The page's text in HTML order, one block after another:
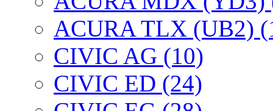
ACURA TLX (UB2)
CIVIC AG (10)
CIVIC ED (24)